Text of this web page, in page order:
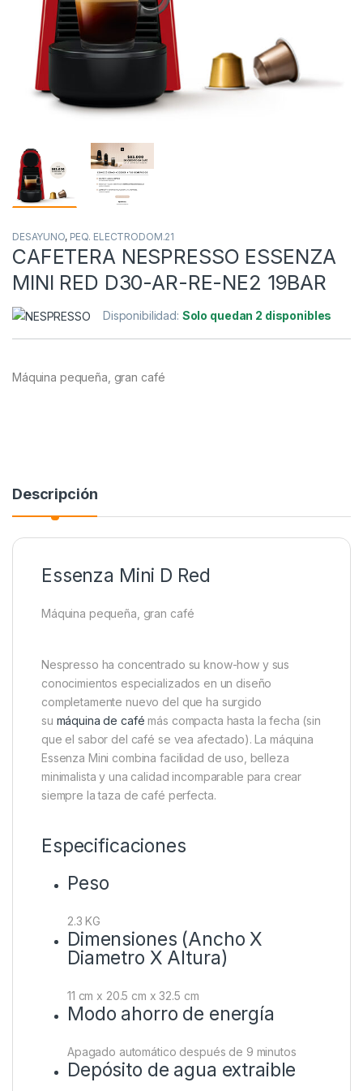
DESAYUNO, PEQ. ELECTRODOM.21
CAFETERA NESPRESSO ESSENZA
MINI RED D30-AR-RE-NE2 19BAR
Disponibilidad: Solo quedan 2 disponibles
Máquina pequeña, gran café
Descripción
Essenza Mini D Red
Máquina pequeña, gran café
Nespresso ha concentrado su know-how y sus
conocimientos especializados en un diseño
completamente nuevo del que ha surgido
su máquina de cafémás compacta hasta la fecha (sin
que el sabor del café se vea afectado). La máquina
Essenza Mini combina facilidad de uso, belleza
minimalista y una calidad incomparable para crear
siempre la taza de café perfecta.
Especificaciones
Peso
2.3 KG
Dimensiones (Ancho X
Diametro X Altura)
11 cm x 20.5 cm x 32.5 cm
Modo ahorro de energía
Apagado automático después de 9 minutos
Depósito de agua extraible